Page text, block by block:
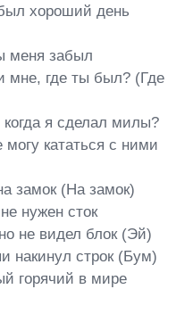
хороший день
меня забыл
мне, где ты был? (Где
я сделал милы?
кататься с ними
замок (На замок)
нужен сток
не видел блок (Эй)
накинул строк (Бум)
горячий в мире